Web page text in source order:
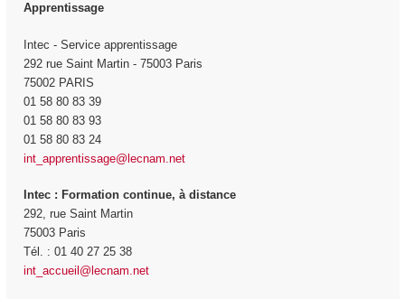
Apprentissage
Intec - Service apprentissage
292 rue Saint Martin - 75003 Paris
75002 PARIS
01 58 80 83 39
01 58 80 83 93
01 58 80 83 24
int_apprentissage@lecnam.net
Intec: Formation continue, à distance
292, rue Saint Martin
75003 Paris
Tél. : 01 40 27 25 38
int_accueil@lecnam.net